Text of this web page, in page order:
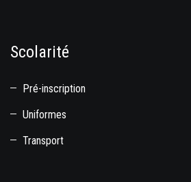
Scolarité
Pré-inscription
Uniformes
Transport